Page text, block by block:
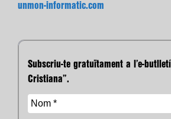
unmon-informatic.com
Subscriu-te gratuïtament a l’e-
Cristiana”.